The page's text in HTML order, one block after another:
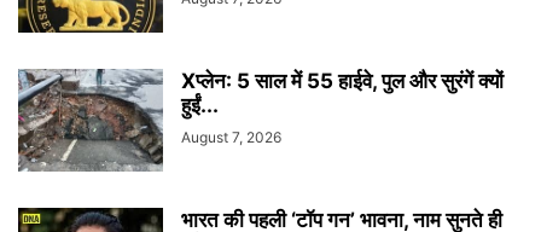
Xप्लेन: 5 साल में 55 हाईवे, पुल और सुरंगें क्यों
हुईं...
August 7, 2026
भारत की पहली ‘टॉप गन’ भावना, नाम सुनते ही